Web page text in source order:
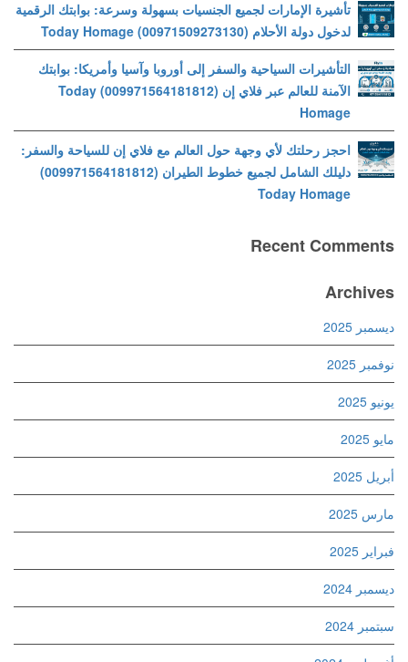
تأشيرة الإمارات لجميع الجنسيات بسهولة وسرعة: بوابتك الرقمية
لدخول دولة الأحلام (00971509273130) Today Homage
التأشيرات السياحية والسفر إلى أوروبا وآسيا وأمريكا: بوابتك
الآمنة للعالم عبر فلاي إن (009971564181812) Today
Homage
احجز رحلتك لأي وجهة حول العالم مع فلاي إن للسياحة والسفر:
دليلك الشامل لجميع خطوط الطيران (009971564181812)
Today Homage
Recent Comments
Archives
ديسمبر 2025
نوفمبر 2025
يونيو 2025
مايو 2025
أبريل 2025
مارس 2025
فبراير 2025
ديسمبر 2024
سبتمبر 2024